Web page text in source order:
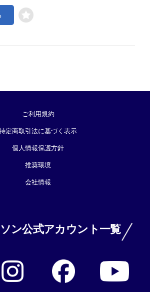
ご利用規約
定商取引法に基づく表示
個人情報保護方針
推奨環境
会社情報
ン公式アカウント一覧